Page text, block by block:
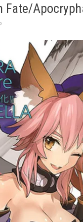
Fate/